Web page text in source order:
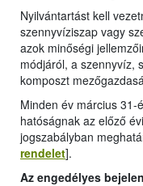
Nyilvántartást kell
szennyvíziszap vagy
azok minőségi
módjáról, a szennyvíz,
komposzt
Minden év március 31-
hatóságnak az előző
jogszabályban
rendelet].
Az engedélyes